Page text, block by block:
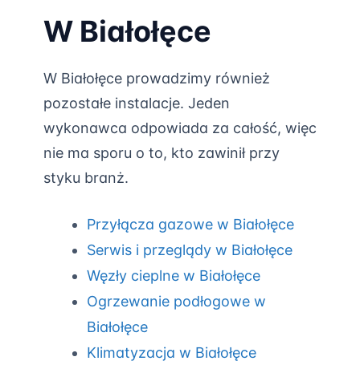
W Białołęce
W Białołęce prowadzimy również
pozostałe instalacje. Jeden
wykonawca odpowiada za całość, więc
nie ma sporu o to, kto zawinił przy
styku branż.
Przyłącza gazowe w Białołęce
Serwis i przeglądy w Białołęce
Węzły cieplne w Białołęce
Ogrzewanie podłogowe w
Białołęce
Klimatyzacja w Białołęce